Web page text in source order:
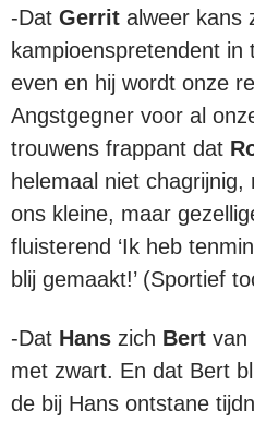
-Dat Gerrit alweer kans
kampioenspretendent
even en hij wordt onze
Angstgegner voor al
trouwens frappant dat
helemaal niet
ons kleine, maar
fluisterend ‘Ik heb
blij gemaakt!’ (Sportief
-Dat Hans zich Bert van
met zwart. En dat Bert
de bij Hans ontstane